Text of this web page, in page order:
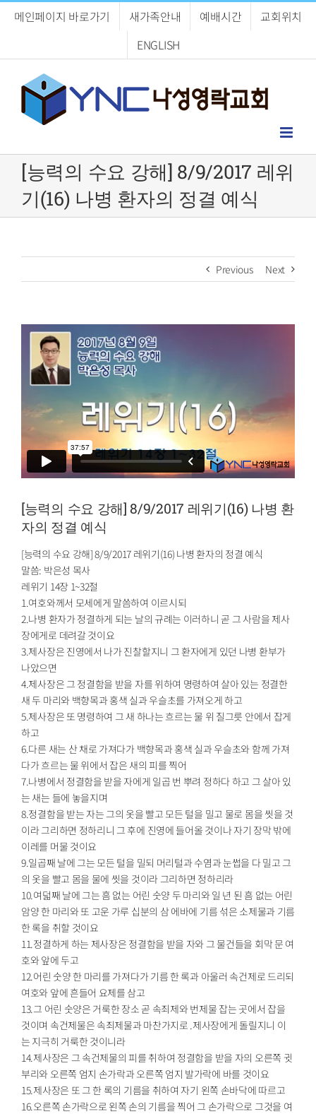
메인페이지 바로가기 새가족안내 예배시간
교회위치
ENGLISH
[능력의 수요 강해] 8/9/2017 레위
기(16) 나병 환자의 정결 예식
Previous Next
[능력의 수요 강해] 8/9/2017 레위기(16) 나병 환
자의 정결 예식
[능력의 수요 강해] 8/9/2017 레위기(16) 나병 환자의 정결 예식
말씀: 박은성 목사
레위기 14장 1~32절
1.여호와께서 모세에게 말씀하여 이르시되
2.나병 환자가 정결하게 되는 날의 규례는 이러하니 곧 그 사람을 제사
장에게로 데려갈 것이요
3.제사장은 진영에서 나가 진찰할지니 그 환자에게 있던 나병 환부가
나았으면
4.제사장은 그 정결함을 받을 자를 위하여 명령하여 살아 있는 정결한
새 두 마리와 백향목과 홍색 실과 우슬초를 가져오게 하고
5.제사장은 또 명령하여 그 새 하나는 흐르는 물 위 질그릇 안에서 잡게
하고
6.다른 새는 산 채로 가져다가 백향목과 홍색 실과 우슬초와 함께 가져
다가 흐르는 물 위에서 잡은 새의 피를 찍어
7.나병에서 정결함을 받을 자에게 일곱 번 뿌려 정하다 하고 그 살아 있
는 새는 들에 놓을지며
8.정결함을 받는 자는 그의 옷을 빨고 모든 털을 밀고 물로 몸을 씻을 것
이라 그리하면 정하리니 그 후에 진영에 들어올 것이나 자기 장막 밖에
이레를 머물 것이요
9.일곱째 날에 그는 모든 털을 밀되 머리털과 수염과 눈썹을 다 밀고 그
의 옷을 빨고 몸을 물에 씻을 것이라 그리하면 정하리라
10.여덟째 날에 그는 흠 없는 어린 숫양 두 마리와 일 년 된 흠 없는 어린
암양 한 마리와 또 고운 가루 십분의 삼 에바에 기름 섞은 소제물과 기름
한 록을 취할 것이요
11.정결하게 하는 제사장은 정결함을 받을 자와 그 물건들을 회막 문 여
호와 앞에 두고
12.어린 숫양 한 마리를 가져다가 기름 한 록과 아울러 속건제로 드리되
여호와 앞에 흔들어 요제를 삼고
13.그 어린 숫양은 거룩한 장소 곧 속죄제와 번제물 잡는 곳에서 잡을
것이며 속건제물은 속죄제물과 마찬가지로 .제사장에게 돌릴지니 이
는 지극히 거룩한 것이니라
14.제사장은 그 속건제물의 피를 취하여 정결함을 받을 자의 오른쪽 귓
부리와 오른쪽 엄지 손가락과 오른쪽 엄지 발가락에 바를 것이요
15.제사장은 또 그 한 록의 기름을 취하여 자기 왼쪽 손바닥에 따르고
16.오른쪽 손가락으로 왼쪽 손의 기름을 찍어 그 손가락으로 그것을 여